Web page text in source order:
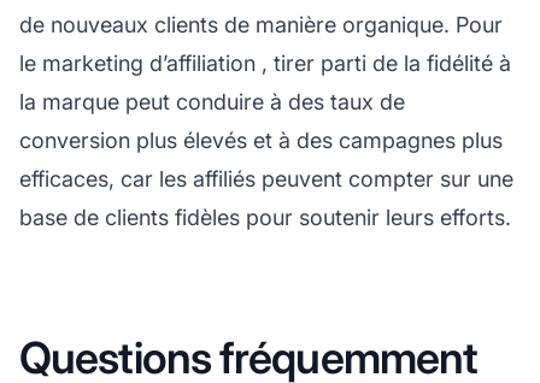
de nouveaux clients de manière organique. Pour
le marketing d’affiliation , tirer parti de la fidélité à
la marque peut conduire à des taux de
conversion plus élevés et à des campagnes plus
efficaces, car les affiliés peuvent compter sur une
base de clients fidèles pour soutenir leurs efforts.
Questions fréquemment